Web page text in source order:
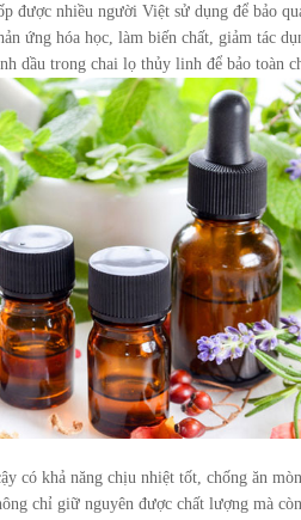
nhiều người Việt sử dụng để bảo
ứng hóa học, làm biến chất, giảm tác
dầu trong chai lọ thủy linh để bảo toàn
có khả năng chịu nhiệt tốt, chống ăn
chỉ giữ nguyên được chất lượng mà